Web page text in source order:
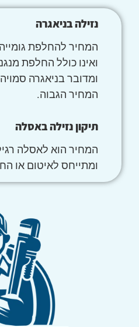
נזילה בניאגרה
המחיר להחלפת גומייה
ואינו כולל החלפת
ומדובר בניאגרה
המחיר הגבוה.
תיקון נזילה באסלה
המחיר הוא לאסלה
ומתייחס לאיטום או